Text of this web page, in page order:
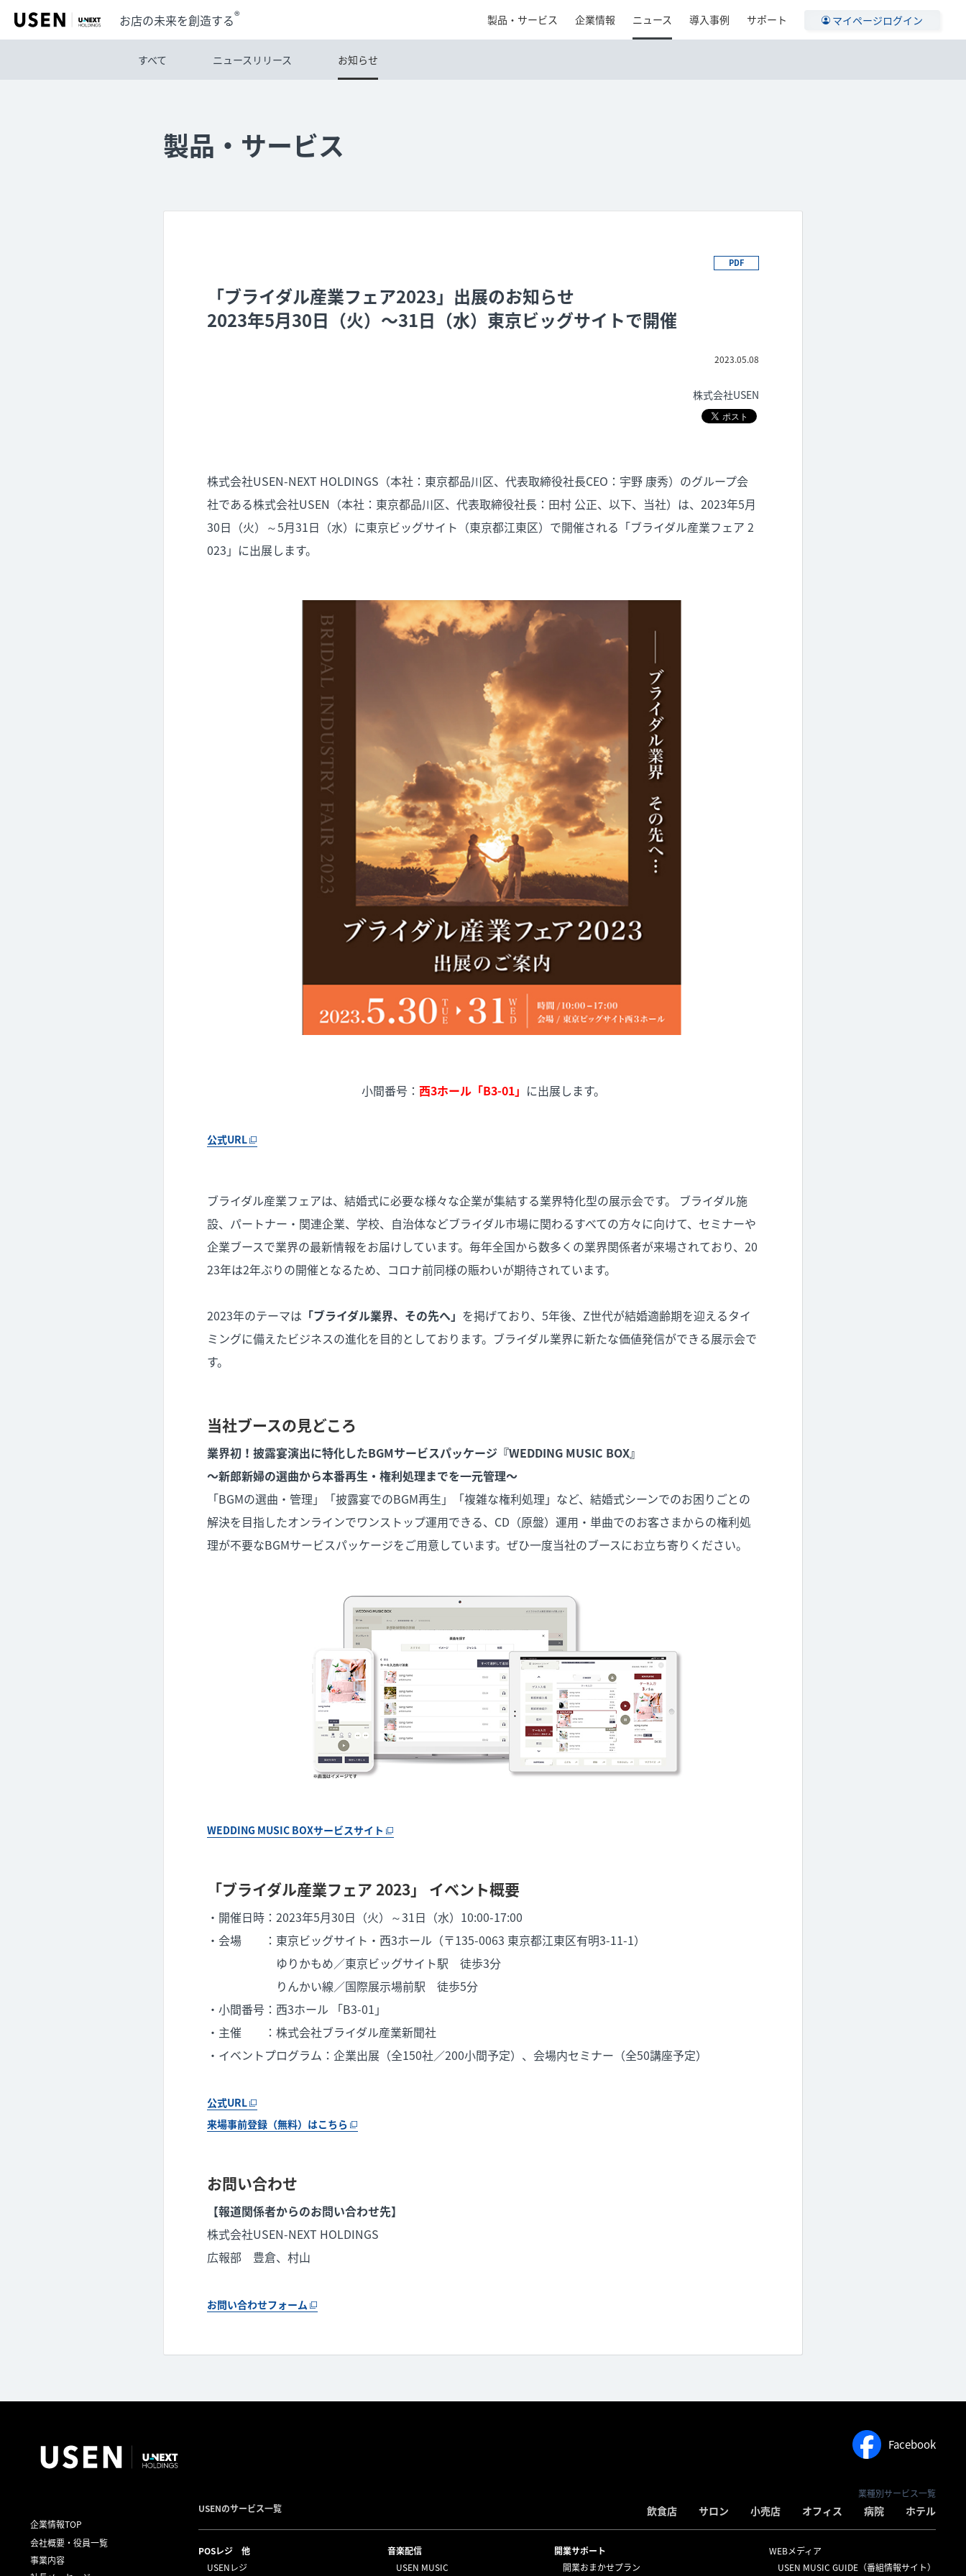
製品・サービス 企業情報 ニュース 導入事例 サポート マイページログイン
お店の未来を創造する®
すべて ニュースリリース お知らせ
製品・サービス
PDF
「ブライダル産業フェア2023」出展のお知らせ
2023年5月30日（火）〜31日（水）東京ビッグサイトで開催
2023.05.08
株式会社USEN
株式会社USEN-NEXT HOLDINGS（本社：東京都品川区、代表取締役社長CEO：宇野 康秀）のグループ会
社である株式会社USEN（本社：東京都品川区、代表取締役社長：田村 公正、以下、当社）は、2023年5月
30日（火）～5月31日（水）に東京ビッグサイト（東京都江東区）で開催される「ブライダル産業フェア 2
023」に出展します。
小間番号： 西3ホール「B3-01」 に出展します。
公式URL
ブライダル産業フェアは、結婚式に必要な様々な企業が集結する業界特化型の展示会です。 ブライダル施
設、パートナー・関連企業、学校、自治体などブライダル市場に関わるすべての方々に向けて、セミナーや
企業ブースで業界の最新情報をお届けしています。毎年全国から数多くの業界関係者が来場されており、20
23年は2年ぶりの開催となるため、コロナ前同様の賑わいが期待されています。
2023年のテーマは 「ブライダル業界、その先へ」 を掲げており、5年後、Z世代が結婚適齢期を迎えるタイ
ミングに備えたビジネスの進化を目的としております。ブライダル業界に新たな価値発信ができる展示会で
す。
当社ブースの見どころ
業界初！披露宴演出に特化したBGMサービスパッケージ『WEDDING MUSIC BOX』
〜新郎新婦の選曲から本番再生・権利処理までを一元管理〜
「BGMの選曲・管理」「披露宴でのBGM再生」「複雑な権利処理」など、結婚式シーンでのお困りごとの
解決を目指したオンラインでワンストップ運用できる、CD（原盤）運用・単曲でのお客さまからの権利処
理が不要なBGMサービスパッケージをご用意しています。ぜひ一度当社のブースにお立ち寄りください。
WEDDING MUSIC BOXサービスサイト
「ブライダル産業フェア 2023」 イベント概要
・開催日時：2023年5月30日（火）～31日（水）10:00-17:00
・会場 ：東京ビッグサイト・西3ホール（〒135-0063 東京都江東区有明3-11-1）
ゆりかもめ／東京ビッグサイト駅 徒歩3分
りんかい線／国際展示場前駅 徒歩5分
・小間番号：西3ホール 「B3-01」
・主催 ：株式会社ブライダル産業新聞社
・イベントプログラム：企業出展（全150社／200小間予定）、会場内セミナー（全50講座予定）
公式URL
来場事前登録（無料）はこちら
お問い合わせ
【報道関係者からのお問い合わせ先】
株式会社USEN-NEXT HOLDINGS
広報部 豊倉、村山
お問い合わせフォーム
Facebook
業種別サービス一覧
飲食店 サロン 小売店 オフィス 病院 ホテル
企業情報TOP
会社概要・役員一覧
事業内容
USENのサービス一覧
POSレジ 他
USENレジ
⁩音楽配信
USEN MUSIC
開業サポート
開業おまかせプラン
WEBメディア
USEN MUSIC GUIDE（番組情報サイト）